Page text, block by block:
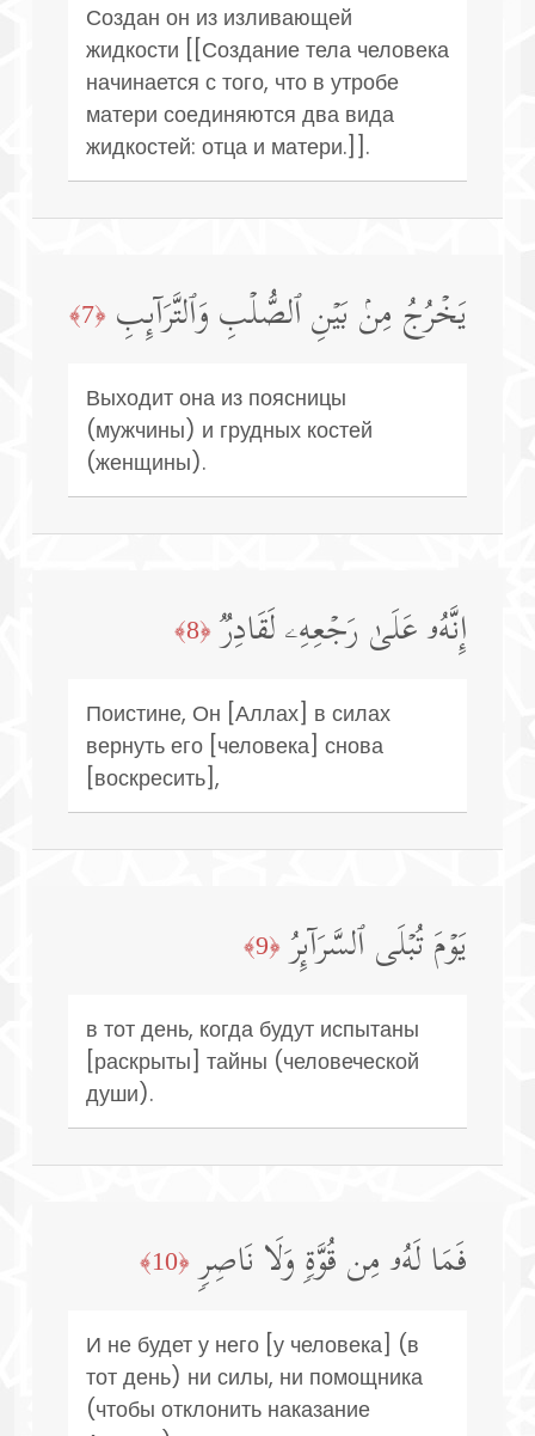
Создан он из изливающей
жидкости [[Создание тела человека
начинается с того, что в утробе
матери соединяются два вида
жидкостей: отца и матери.]].
یَخۡرُجُ مِنۢ بَیۡنِ ٱلصُّلۡبِ وَٱلتَّرَاۤىِٕبِ ﴿7﴾
Выходит она из поясницы
(мужчины) и грудных костей
(женщины).
إِنَّهُۥ عَلَىٰ رَجۡعِهِۦ لَقَادِرࣱ ﴿8﴾
Поистине, Он [Аллах] в силах
вернуть его [человека] снова
[воскресить],
یَوۡمَ تُبۡلَى ٱلسَّرَاۤىِٕرُ ﴿9﴾
в тот день, когда будут испытаны
[раскрыты] тайны (человеческой
души).
فَمَا لَهُۥ مِن قُوَّةࣲ وَلَا نَاصِرࣲ ﴿10﴾
И не будет у него [у человека] (в
тот день) ни силы, ни помощника
(чтобы отклонить наказание